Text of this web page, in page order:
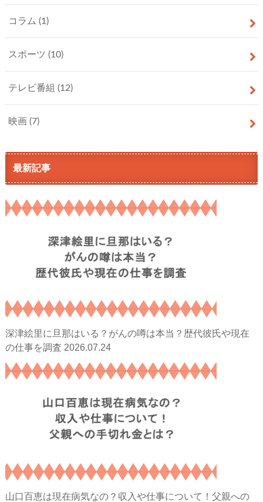
コラム (1)
スポーツ (10)
テレビ番組 (12)
映画 (7)
最新記事
深津絵里に旦那はいる？がんの噂は本当？歴代彼氏や現在
の仕事を調査 2026.07.24
山口百恵は現在病気なの？収入や仕事について！父親への